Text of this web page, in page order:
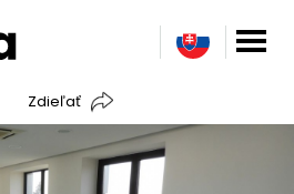
Zdieľať